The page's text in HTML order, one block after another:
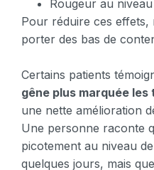
Rougeur au
Pour réduire ces
porter des bas de
Certains patients
gêne plus marquée
une nette amélioration
Une personne raconte
picotement au niveau
quelques jours, mais